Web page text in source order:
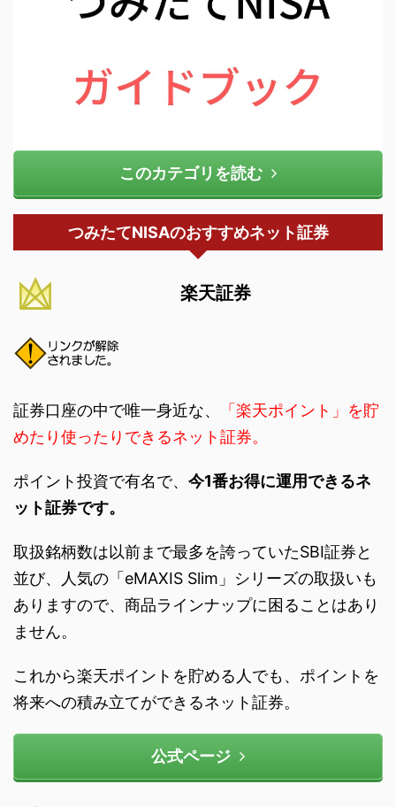
このカテゴリを読む
つみたてNISAのおすすめネット証券
楽天証券
証券口座の中で唯一身近な、
「楽天ポイント」を貯
めたり使ったりできるネット証券。
ポイント投資で有名で、 今1番お得に運用できるネ
ット証券です。
取扱銘柄数は以前まで最多を誇っていたSBI証券と
並び、人気の「eMAXIS Slim」シリーズの取扱いも
ありますので、商品ラインナップに困ることはあり
ません。
これから楽天ポイントを貯める人でも、ポイントを
将来への積み立てができるネット証券。
公式ページ